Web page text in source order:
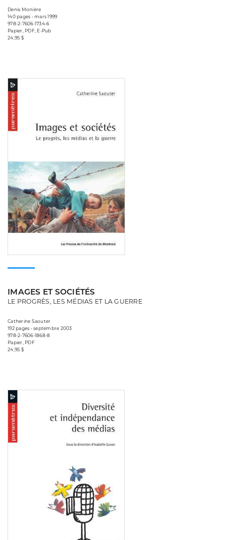
Denis Monière
140 pages • mars 1999
978-2-7606-1734-6
Papier, PDF, E-Pub
24,95 $
IMAGES ET SOCIÉTÉS
LE PROGRÈS, LES MÉDIAS ET LA GUERRE
Catherine Saouter
192 pages • septembre 2003
978-2-7606-1868-8
Papier, PDF
24,95 $